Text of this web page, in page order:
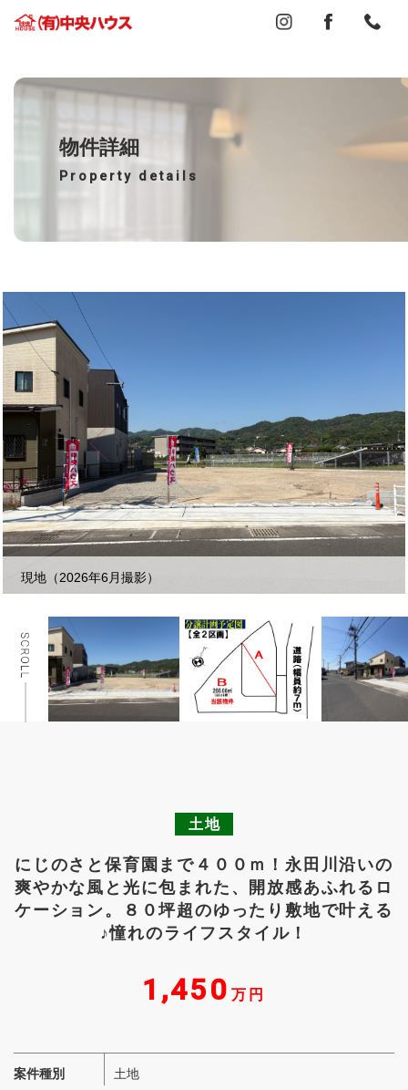
物件詳細
Property details
【全２区画】※Ｂ区画
土地
にじのさと保育園まで４００ｍ！永田川沿いの
爽やかな風と光に包まれた、開放感あふれるロ
ケーション。８０坪超のゆったり敷地で叶える
♪憧れのライフスタイル！
1,450 万円
案件種別 土地